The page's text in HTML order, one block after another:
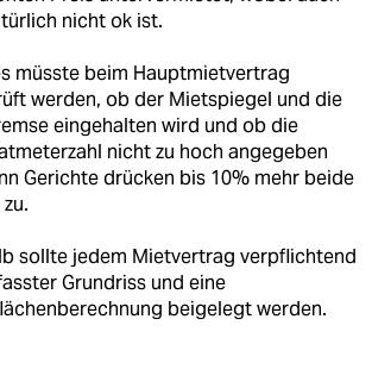
nicht ok ist.
müsste beim Hauptmietvertrag
werden, ob der Mietspiegel und die
eingehalten wird und ob die
nicht zu hoch angegeben
Gerichte drücken bis 10% mehr beide
sollte jedem Mietvertrag verpflichtend
Grundriss und eine
beigelegt werden.